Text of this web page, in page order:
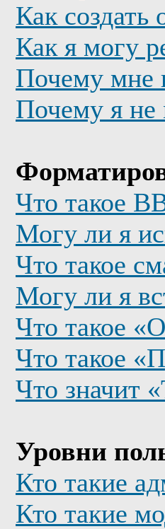
Как создать
Как я могу
Почему мне
Почему я не
Что такое
Могу ли я
Что такое
Могу ли я
Что такое
Что такое
Что значит
Уровни
Кто такие
Кто такие